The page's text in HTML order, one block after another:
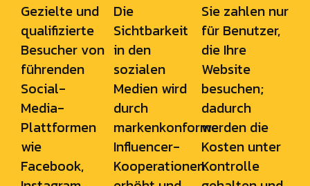
Gezielte und
qualifizierte
Besucher von
führenden
Social-
Media-
Plattformen
wie
Facebook,
Die
Sichtbarkeit
in den
sozialen
Medien wird
durch
markenkonforme
Influencer-
Kooperationen
Sie zahlen nur
für Benutzer,
die Ihre
Website
besuchen;
dadurch
werden die
Kosten unter
Kontrolle